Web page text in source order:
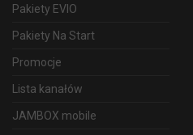
Pakiety EVIO
Pakiety Na Start
Promocje
Lista kanałów
JAMBOX mobile